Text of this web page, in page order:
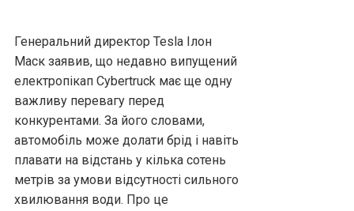
Генеральний директор Tesla Ілон
Маск заявив, що недавно випущений
електропікап Cybertruck має ще одну
важливу перевагу перед
конкурентами. За його словами,
автомобіль може долати брід і навіть
плавати на відстань у кілька сотень
метрів за умови відсутності сильного
хвилювання води. Про це